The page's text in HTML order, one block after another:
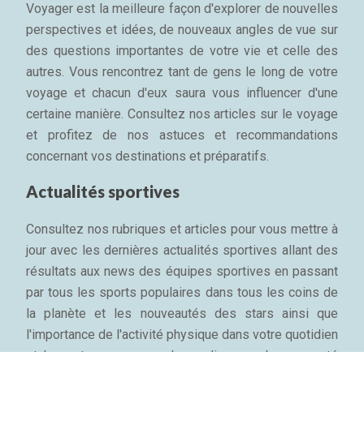
Voyager est la meilleure façon d'explorer de nouvelles
perspectives et idées, de nouveaux angles de vue sur
des questions importantes de votre vie et celle des
autres. Vous rencontrez tant de gens le long de votre
voyage et chacun d'eux saura vous influencer d'une
certaine manière. Consultez nos articles sur le voyage
et profitez de nos astuces et recommandations
concernant vos destinations et préparatifs.
Actualités sportives
Consultez nos rubriques et articles pour vous mettre à
jour avec les dernières actualités sportives allant des
résultats aux news des équipes sportives en passant
par tous les sports populaires dans tous les coins de
la planète et les nouveautés des stars ainsi que
l'importance de l'activité physique dans votre quotidien
et les astuces pour garder sa ligne, sa bonne santé